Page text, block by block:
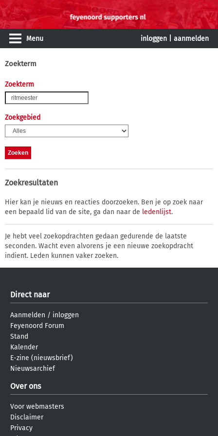
Menu inloggen aanmelden
Zoekterm
Zoekterm
Zoekgebied
Zoekresultaten
Hier kan je nieuws en reacties doorzoeken. Ben je op zoek naar
een bepaald lid van de site, ga dan naar de ledenlijst.
Je hebt veel zoekopdrachten gedaan gedurende de laatste
seconden. Wacht even alvorens je een nieuwe zoekopdracht
indient. Leden kunnen vaker zoeken.
Direct naar
Aanmelden / inloggen
Feyenoord Forum
Stand
Kalender
E-zine (nieuwsbrief)
Nieuwsarchief
Over ons
Voor webmasters
Disclaimer
Privacy